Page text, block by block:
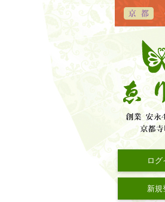
ログ
新規